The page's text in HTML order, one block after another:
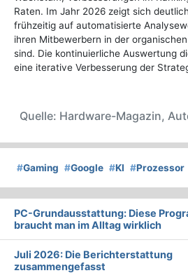
Raten. Im Jahr 2026 zeigt sich
frühzeitig auf automatisierte
ihren Mitbewerbern in der
sind. Die kontinuierliche Auswertung
eine iterative Verbesserung der
Quelle: Hardware-Magazin,
#Gaming #Google #KI #Prozessor
PC-Grundausstattung: Diese
braucht man im Alltag wirklich
Juli 2026: Die Bericht­erstattung
zusammengefasst